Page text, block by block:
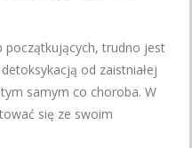
początkujących, trudno jest
od zaistniałej
samym co choroba. W
się ze swoim